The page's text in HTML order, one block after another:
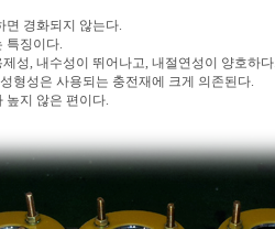
면 경화되지 않는다.
특징이다.
성, 내수성이 뛰어나고, 내절연성이 양호하
형성은 사용되는 충전재에 크게 의존된다.
높지 않은 편이다.